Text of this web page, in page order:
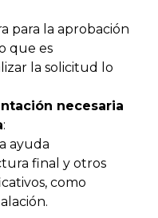
para la aprobación
que es
la solicitud lo
necesaria
:
ayuda
final y otros
como